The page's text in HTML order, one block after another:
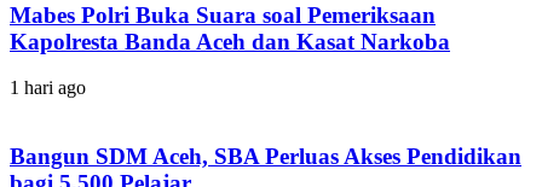
Mabes Polri Buka Suara soal Pemeriksaan
Kapolresta Banda Aceh dan Kasat Narkoba
1 hari ago
Bangun SDM Aceh, SBA Perluas Akses Pendidikan